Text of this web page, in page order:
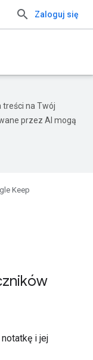
Zaloguj się
treści na Twój
przez AI mogą
Keep
i jej